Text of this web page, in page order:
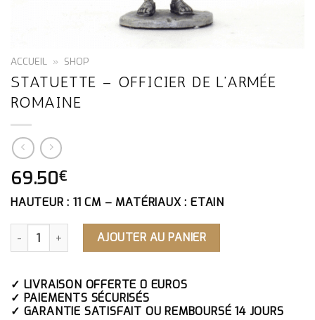
ACCUEIL » SHOP
STATUETTE – OFFICIER DE L’ARMÉE
ROMAINE
69.50€
HAUTEUR : 11 CM – MATÉRIAUX : ETAIN
QUANTITÉ DE STATUETTE - OFFICIER DE L'ARMÉE ROMAINE
AJOUTER AU PANIER
✓ LIVRAISON OFFERTE 0 EUROS
✓ PAIEMENTS SÉCURISÉS
✓ GARANTIE SATISFAIT OU REMBOURSÉ 14 JOURS